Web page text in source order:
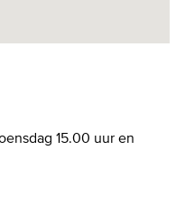
15.00 uur en